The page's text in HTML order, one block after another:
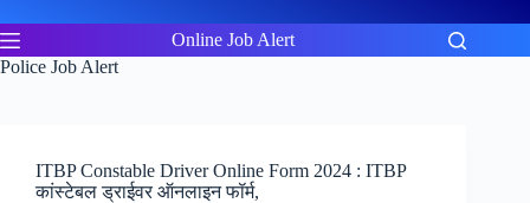
to
content
Online Job Alert
Police Job Alert
ITBP Constable Driver Online Form 2024 : ITBP
कांस्टेबल ड्राईवर ऑनलाइन फॉर्म,